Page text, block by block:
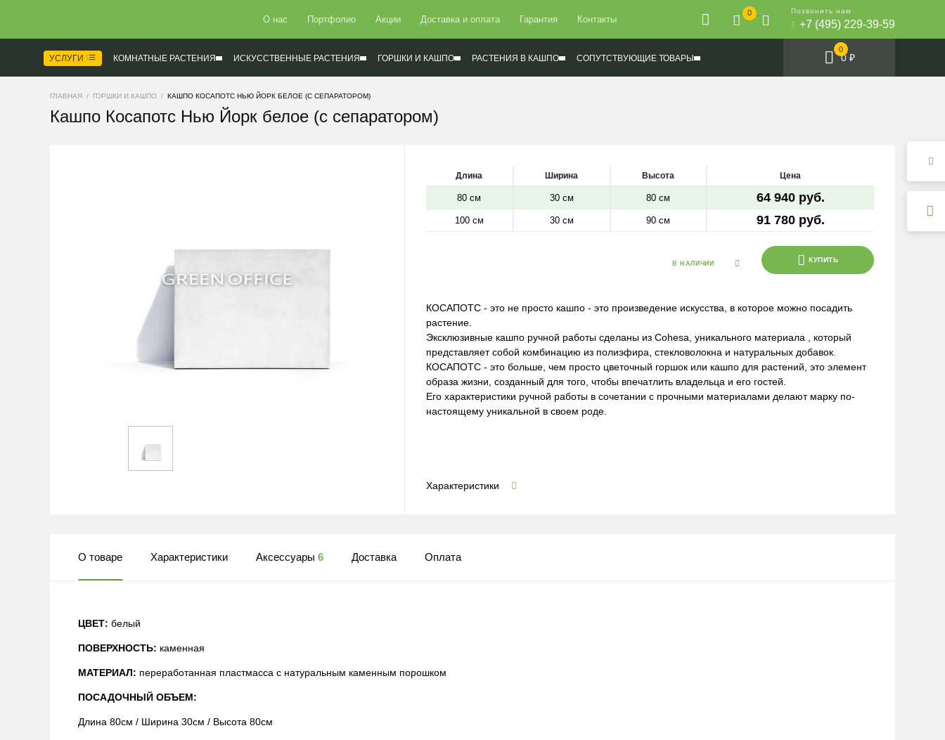
О нас Портфолио Акции Доставка и оплата Гарантия Контакты
0 Позвонить нам
+7 (495) 229-39-59
УСЛУГИ КОМНАТНЫЕ РАСТЕНИЯ ИСКУССТВЕННЫЕ РАСТЕНИЯ ГОРШКИ И КАШПО РАСТЕНИЯ В КАШПО СОПУТСТВУЮЩИЕ ТОВАРЫ
0
0 ₽
ГЛАВНАЯ ГОРШКИ И КАШПО КАШПО КОСАПОТС НЬЮ ЙОРК БЕЛОЕ (С СЕПАРАТОРОМ)
Кашпо Косапотс Нью Йорк белое (с сепаратором)
Длина Ширина Высота Цена
80 см 30 см 80 см 64 940 руб.
100 см 30 см 90 см 91 780 руб.
В НАЛИЧИИ КУПИТЬ
КОСАПОТС - это не просто кашпо - это произведение искусства, в которое можно посадить
растение.
Эксклюзивные кашпо ручной работы сделаны из Cohesa, уникального материала , который
представляет собой комбинацию из полиэфира, стекловолокна и натуральных добавок.
КОСАПОТС - это больше, чем просто цветочный горшок или кашпо для растений, это элемент
образа жизни, созданный для того, чтобы впечатлить владельца и его гостей.
Его характеристики ручной работы в сочетании с прочными материалами делают марку по-
настоящему уникальной в своем роде.
Характеристики
О товаре Характеристики Аксессуары 6 Доставка Оплата
ЦВЕТ: белый
ПОВЕРХНОСТЬ: каменная
МАТЕРИАЛ: переработанная пластмасса с натуральным каменным порошком
ПОСАДОЧНЫЙ ОБЪЕМ:
Длина 80см / Ширина 30см / Высота 80см